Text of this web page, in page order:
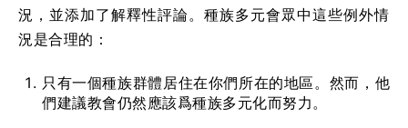
況，並添加了解釋性評論。種族多元會眾中這些例外情
況是合理的：
只有一個種族群體居住在你們所在的地區。然而，他
們建議教會仍然應該爲種族多元化而努力。